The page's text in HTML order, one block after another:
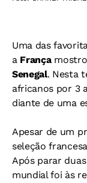
Uma das
a França
Senegal. Nesta
africanos por 3
diante de uma
Apesar de um
seleção
Após parar
mundial foi às